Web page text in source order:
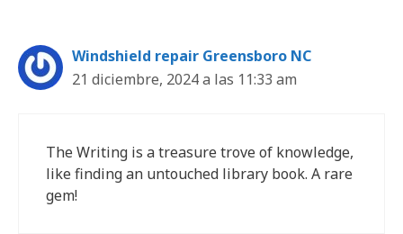
Windshield repair Greensboro NC
21 diciembre, 2024 a las 11:33 am
The Writing is a treasure trove of knowledge,
like finding an untouched library book. A rare
gem!